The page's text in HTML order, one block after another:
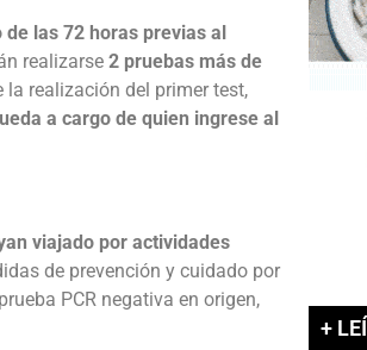
las 72 horas previas al
realizarse 2 pruebas más de
realización del primer test,
a cargo de quien ingrese al
viajado por actividades
de prevención y cuidado por
PCR negativa en origen,
+